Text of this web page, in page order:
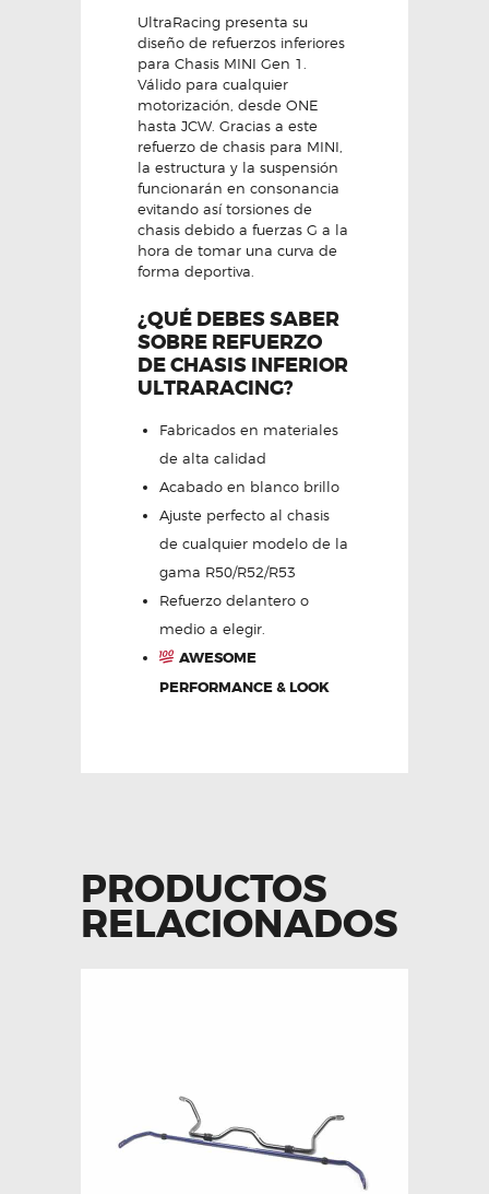
UltraRacing presenta su
diseño de refuerzos inferiores
para Chasis MINI Gen 1.
Válido para cualquier
motorización, desde ONE
hasta JCW. Gracias a este
refuerzo de chasis para MINI,
la estructura y la suspensión
funcionarán en consonancia
evitando así torsiones de
chasis debido a fuerzas G a la
hora de tomar una curva de
forma deportiva.
¿QUÉ DEBES SABER
SOBRE REFUERZO
DE CHASIS INFERIOR
ULTRARACING?
Fabricados en materiales
de alta calidad
Acabado en blanco brillo
Ajuste perfecto al chasis
de cualquier modelo de la
gama R50/R52/R53
Refuerzo delantero o
medio a elegir.
AWESOME
PERFORMANCE & LOOK
PRODUCTOS
RELACIONADOS